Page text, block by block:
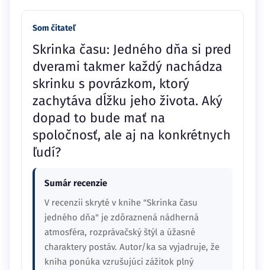
Som čitateľ
Skrinka času: Jedného dňa si pred
dverami takmer každý nachádza
skrinku s povrázkom, ktorý
zachytáva dĺžku jeho života. Aký
dopad to bude mať na
spoločnosť, ale aj na konkrétnych
ľudí?
Sumár recenzie
V recenzii skryté v knihe "Skrinka času
jedného dňa" je zdôraznená nádherná
atmosféra, rozprávačský štýl a úžasné
charaktery postáv. Autor/ka sa vyjadruje, že
kniha ponúka vzrušujúci zážitok plný